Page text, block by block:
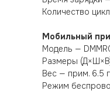
Количество
Мобильный
Модель —
Размеры
Вес — прим. 6.5 г
Режим